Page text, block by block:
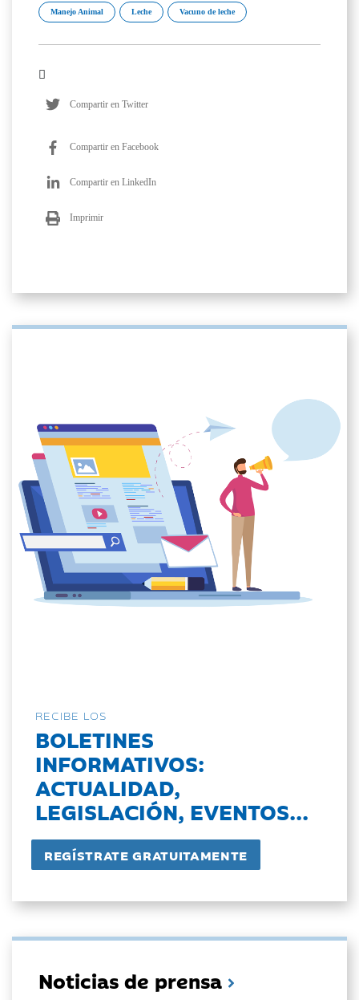
Manejo Animal Leche Vacuno de leche
Compartir en Twitter
Compartir en Facebook
Compartir en LinkedIn
Imprimir
RECIBE LOS
BOLETINES
INFORMATIVOS:
ACTUALIDAD,
LEGISLACIÓN, EVENTOS...
Noticias de prensa